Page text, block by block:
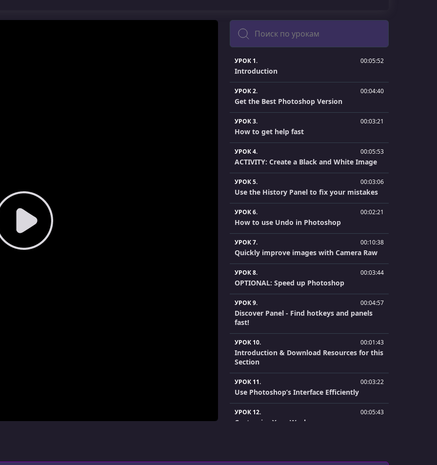
Поиск
УРОК 1. 00:05:52
Introduction
УРОК 2. 00:04:40
Get the Best Photoshop Version
УРОК 3. 00:03:21
How to get help fast
УРОК 4. 00:05:53
ACTIVITY: Create a Black and White Image
УРОК 5. 00:03:06
Use the History Panel to fix your mistakes
УРОК 6. 00:02:21
How to use Undo in Photoshop
УРОК 7. 00:10:38
Quickly improve images with Camera Raw
УРОК 8. 00:03:44
OPTIONAL: Speed up Photoshop
УРОК 9. 00:04:57
Discover Panel - Find hotkeys and panels
fast!
УРОК 10. 00:01:43
Introduction & Download Resources for this
Section
УРОК 11. 00:03:22
Use Photoshop’s Interface Efficiently
УРОК 12. 00:05:43
Customize Your Workspace